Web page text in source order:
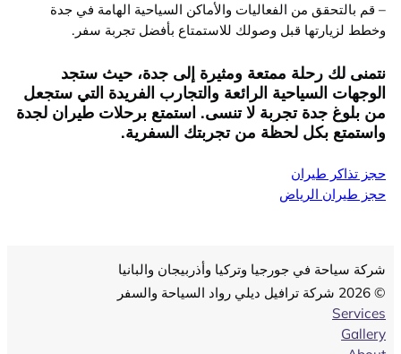
– قم بالتحقق من الفعاليات والأماكن السياحية الهامة في جدة
وخطط لزيارتها قبل وصولك للاستمتاع بأفضل تجربة سفر.
نتمنى لك رحلة ممتعة ومثيرة إلى جدة، حيث ستجد
الوجهات السياحية الرائعة والتجارب الفريدة التي ستجعل
من بلوغ جدة تجربة لا تنسى. استمتع برحلات طيران لجدة
واستمتع بكل لحظة من تجربتك السفرية.
حجز تذاكر طيران
حجز طيران الرياض
شركة سياحة في جورجيا وتركيا وأذربيجان والبانيا
© 2026 شركة ترافيل ديلي رواد السياحة والسفر
Services
Gallery